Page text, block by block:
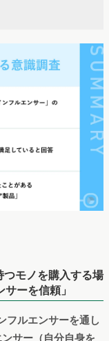
モノを購入する場
ーを信頼」
フルエンサーを通し
サー（自分自身を